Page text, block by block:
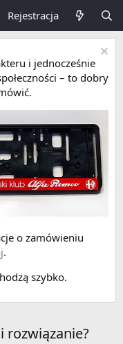
Rejestracja
i jednocześnie
– to dobry
o zamówieniu
.
szybko.
rozwiązanie?